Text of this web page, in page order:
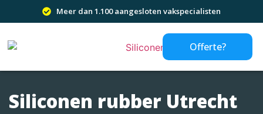
Meer dan 1.100 aangesloten vakspecialisten
Offerte?
Siliconen rubber Utrecht